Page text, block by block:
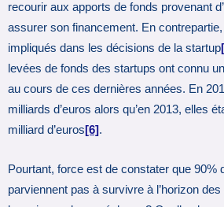
recourir aux apports de fonds provenant
assurer son financement. En
impliqués dans les décisions de la startup
levées de fonds des startups ont connu
au cours de ces dernières années. En
milliards d’euros alors qu’en 2013, elles
milliard d’euros[6].
Pourtant, force est de constater que 90%
parviennent pas à survivre à l’horizon des